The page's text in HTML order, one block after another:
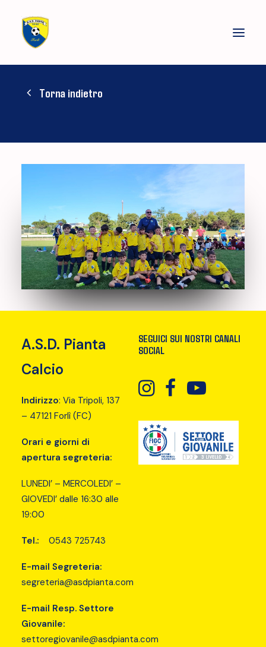
LE NOSTRE SQUADRE
STAGIONE SPORTIVA
ALLENAMENTI
GALLERIA
SPONSOR
STORE
PIANTA CLUB
Torna indietro
A.S.D. Pianta
Calcio
Indirizzo: Via Tripoli, 137
– 47121 Forlì (FC)
Orari e giorni di
apertura segreteria:
LUNEDI’ – MERCOLEDI’ –
GIOVEDI’ dalle 16:30 alle
19:00
Tel.: 0543 725743
E-mail Segreteria:
segreteria@asdpianta.com
E-mail Resp. Settore
Giovanile:
settoregiovanile@asdpianta.com
SEGUICI SUI NOSTRI CANALI
SOCIAL